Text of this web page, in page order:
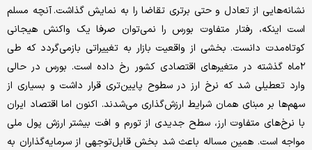
نشانه‌هایی از تعادل و حتی برتری تقاضا را به نمایش گذاشت. آنچه مسلم
است اینکه، رفتار متفاوت بورس را نمی‌توان صرفا یک واکنش هیجانی
کوتاه‌مدت دانست. بخشی از واقعیت بازار به تغییراتی بازمی‌گردد که طی
۲ماه گذشته در متغیرهای اقتصادی کشور رخ داده است. بورس در حالی
وارد تعطیلی شد که نرخ ارز در سطوح پایین‌تری قرار داشت و بسیاری از
سهم‌ها بر مبنای همان شرایط ارزش‌گذاری می‌شدند. اکنون اما اقتصاد ایران
با نرخ‌های متفاوت ارز، سطح جدیدی از تورم و افت بیشتر ارزش پول ملی
مواجه است. همین مساله باعث شد بخش قابل‌توجهی از سرمایه‌گذاران به